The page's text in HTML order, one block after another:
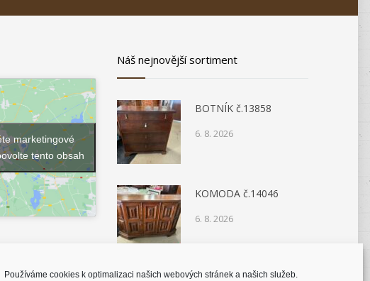
Používáme cookies k optimalizaci našich webových stránek a našich služeb.
marketingové
tento obsah
Náš nejnovější sortiment
BOTNÍK č.13858
6. 8. 2026
KOMODA č.14046
6. 8. 2026